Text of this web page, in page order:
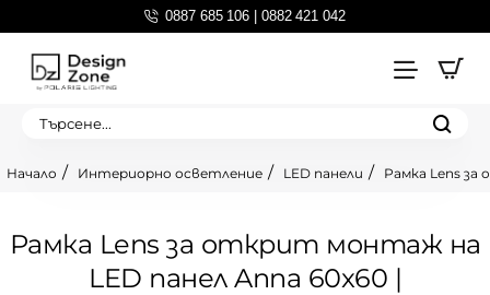
0887 685 106 | 0882 421 042
Търсене...
Рамка Lens за открит монтаж на
LED панел Anna 60x60 |
Интериорно осветление LED панели Рамка Lens